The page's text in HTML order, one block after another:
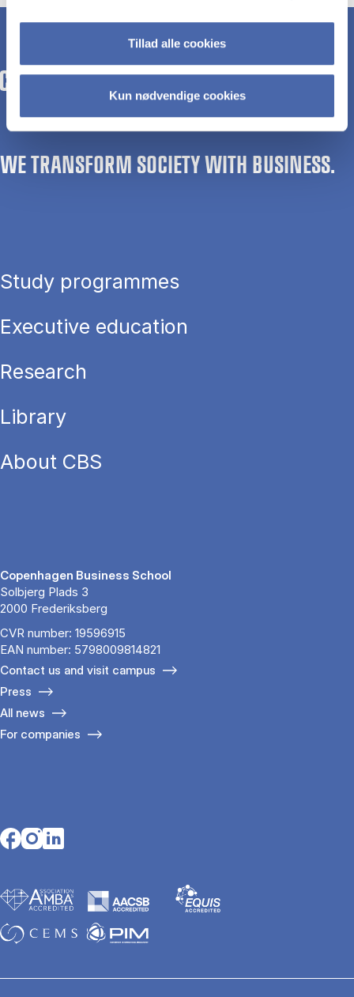
Tillad alle cookies
Kun nødvendige cookies
WE TRANSFORM SOCIETY WITH BUSINESS.
Study programmes
Executive education
Research
Library
About CBS
Copenhagen Business School
Solbjerg Plads 3
2000 Frederiksberg
CVR number: 19596915
EAN number: 5798009814821
Contact us and visit campus
Press
All news
For companies
Opens in a new tab
Opens in a new tab
Opens in a new tab